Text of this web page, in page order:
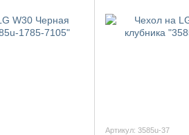
Артикул: 3585u-37